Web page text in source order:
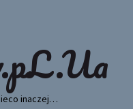
inaczej…